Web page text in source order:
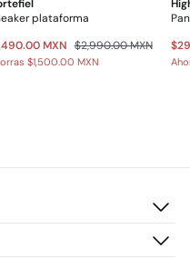
plataforma
MXN $2,990.00 MXN
$1,500.00 MXN